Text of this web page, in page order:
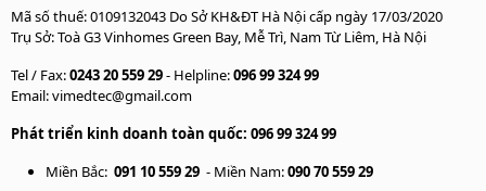
Mã số thuế: 0109132043 Do Sở KH&ĐT Hà Nội cấp ngày 17/03/2020
Trụ Sở: Toà G3 Vinhomes Green Bay, Mễ Trì, Nam Từ Liêm, Hà Nội
Tel / Fax:0243 20 559 29- Helpline:096 99 324 99
Email: vimedtec@gmail.com
Phát triển kinh doanh toàn quốc: 096 99 324 99
Miền Bắc: 091 10 559 29 - Miền Nam:090 70 559 29